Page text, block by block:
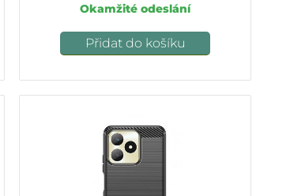
Okamžité odeslání
Přidat do košíku